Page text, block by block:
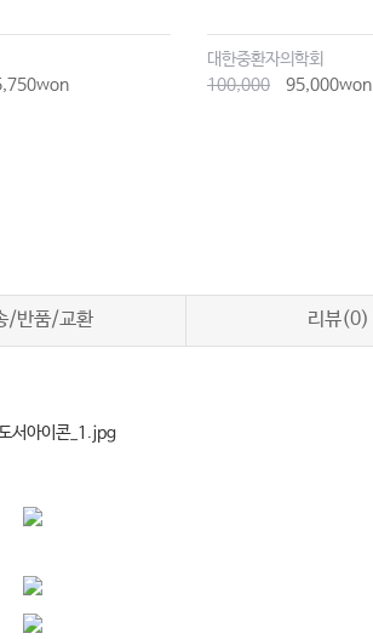
대한중환자의학회
100,000
95,000won
/반품/교환 리뷰(0)